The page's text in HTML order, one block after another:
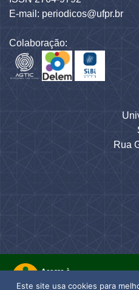
E-mail: periodicos@ufpr.br
Colaboração:
Rua
Este site usa cookies para